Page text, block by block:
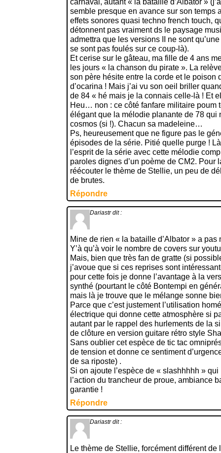
carnaval, autant « la bataille d’Albator »
semble presque en avance sur son temps
effets sonores quasi techno french touch,
détonnent pas vraiment ds le paysage
admettra que les versions II ne sont
se sont pas foulés sur ce coup-là).
Et cerise sur le gâteau, ma fille de 4 ans
les jours « la chanson du pirate ». La
son père hésite entre la corde et le poison
d’ocarina ! Mais j’ai vu son oeil briller
de 84 « hé mais je la connais celle-là ! Et
Heu… non : ce côté fanfare militaire poum
élégant que la mélodie planante de 78 qui
cosmos (si !). Chacun sa madeleine…
Ps, heureusement que ne figure pas le
épisodes de la série. Pitié quelle purge !
l’esprit de la série avec cette mélodie
paroles dignes d’un poème de CM2. Pour
réécouter le thème de Stellie, un peu de
de brutes.
Répondre
Dariastr dit :
Mine de rien « la bataille d’Albator » a pas
Y’à qu’à voir le nombre de covers sur
Mais, bien que très fan de gratte (si
j’avoue que si ces reprises sont
pour cette fois je donne l’avantage à la
synthé (pourtant le côté Bontempi en
mais là je trouve que le mélange sonne
Parce que c’est justement l’utilisation
électrique qui donne cette atmosphère si
autant par le rappel des hurlements de la
de clôture en version guitare rétro style
Sans oublier cet espèce de tic tac
de tension et donne ce sentiment
de sa riposte) .
Si on ajoute l’espèce de « slashhhhh » qui
l’action du trancheur de proue, ambiance
garantie !
Répondre
Dariastr dit :
Le thème de Stellie, forcément différent de